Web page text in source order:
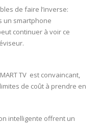
de faire l’inverse:
un smartphone
continuer à voir ce
TV est convaincant,
de coût à prendre en
intelligente offrent un